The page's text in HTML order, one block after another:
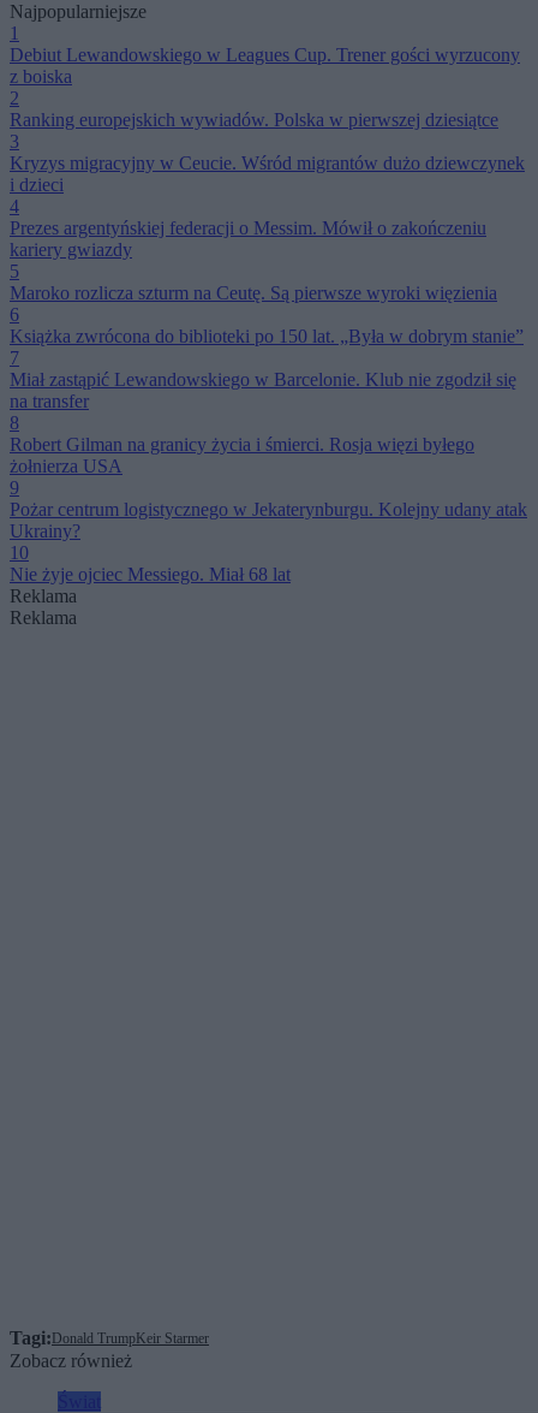
Najpopularniejsze
1
Debiut Lewandowskiego w Leagues Cup. Trener gości wyrzucony
z boiska
2
Ranking europejskich wywiadów. Polska w pierwszej dziesiątce
3
Kryzys migracyjny w Ceucie. Wśród migrantów dużo dziewczynek
i dzieci
4
Prezes argentyńskiej federacji o Messim. Mówił o zakończeniu
kariery gwiazdy
5
Maroko rozlicza szturm na Ceutę. Są pierwsze wyroki więzienia
6
Książka zwrócona do biblioteki po 150 lat. „Była w dobrym stanie”
7
Miał zastąpić Lewandowskiego w Barcelonie. Klub nie zgodził się
na transfer
8
Robert Gilman na granicy życia i śmierci. Rosja więzi byłego
żołnierza USA
9
Pożar centrum logistycznego w Jekaterynburgu. Kolejny udany atak
Ukrainy?
10
Nie żyje ojciec Messiego. Miał 68 lat
Reklama
Reklama
Tagi: Donald Trump Keir Starmer
Zobacz również